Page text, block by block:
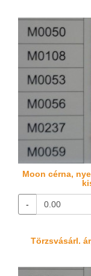
Moon cérna,
-
Törzsvásárl.